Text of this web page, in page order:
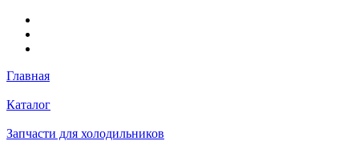
Главная
Каталог
Запчасти для холодильников